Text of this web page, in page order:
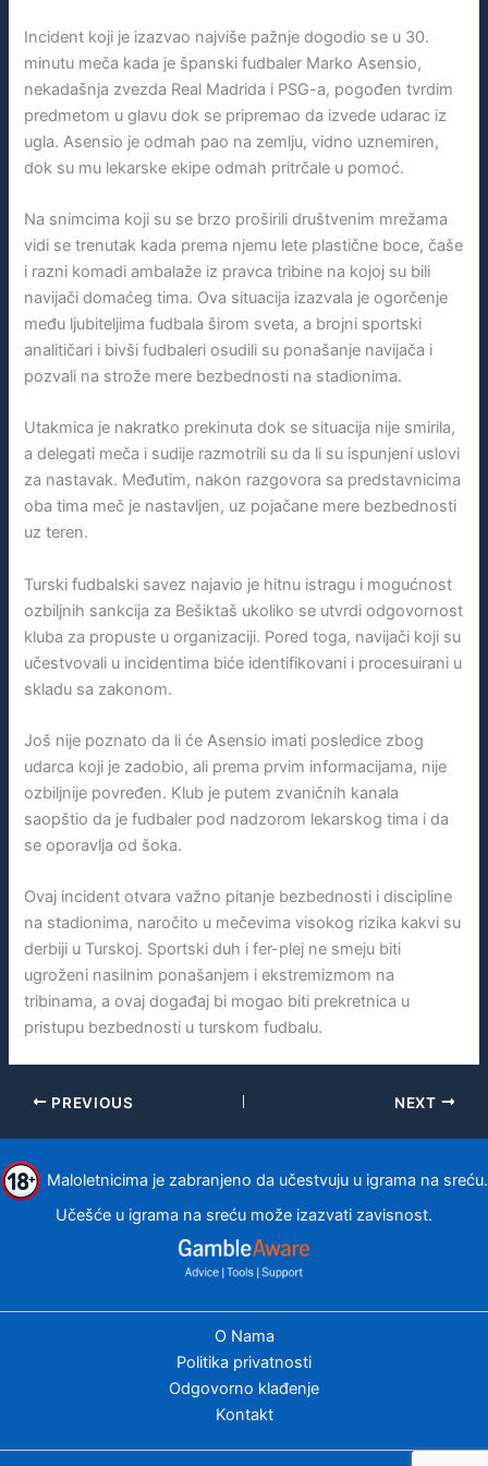
Incident koji je izazvao najviše pažnje dogodio se u 30.
minutu meča kada je španski fudbaler Marko Asensio,
nekadašnja zvezda Real Madrida i PSG-a, pogođen tvrdim
predmetom u glavu dok se pripremao da izvede udarac iz
ugla. Asensio je odmah pao na zemlju, vidno uznemiren,
dok su mu lekarske ekipe odmah pritrčale u pomoć.
Na snimcima koji su se brzo proširili društvenim mrežama
vidi se trenutak kada prema njemu lete plastične boce, čaše
i razni komadi ambalaže iz pravca tribine na kojoj su bili
navijači domaćeg tima. Ova situacija izazvala je ogorčenje
među ljubiteljima fudbala širom sveta, a brojni sportski
analitičari i bivši fudbaleri osudili su ponašanje navijača i
pozvali na strože mere bezbednosti na stadionima.
Utakmica je nakratko prekinuta dok se situacija nije smirila,
a delegati meča i sudije razmotrili su da li su ispunjeni uslovi
za nastavak. Međutim, nakon razgovora sa predstavnicima
oba tima meč je nastavljen, uz pojačane mere bezbednosti
uz teren.
Turski fudbalski savez najavio je hitnu istragu i mogućnost
ozbiljnih sankcija za Bešiktaš ukoliko se utvrdi odgovornost
kluba za propuste u organizaciji. Pored toga, navijači koji su
učestvovali u incidentima biće identifikovani i procesuirani u
skladu sa zakonom.
Još nije poznato da li će Asensio imati posledice zbog
udarca koji je zadobio, ali prema prvim informacijama, nije
ozbiljnije povređen. Klub je putem zvaničnih kanala
saopštio da je fudbaler pod nadzorom lekarskog tima i da
se oporavlja od šoka.
Ovaj incident otvara važno pitanje bezbednosti i discipline
na stadionima, naročito u mečevima visokog rizika kakvi su
derbiji u Turskoj. Sportski duh i fer-plej ne smeju biti
ugroženi nasilnim ponašanjem i ekstremizmom na
tribinama, a ovaj događaj bi mogao biti prekretnica u
pristupu bezbednosti u turskom fudbalu.
PREVIOUS NEXT
Maloletnicima je zabranjeno da učestvuju u igrama na sreću.
Učešće u igrama na sreću može izazvati zavisnost.
O Nama
Politika privatnosti
Odgovorno klađenje
Kontakt